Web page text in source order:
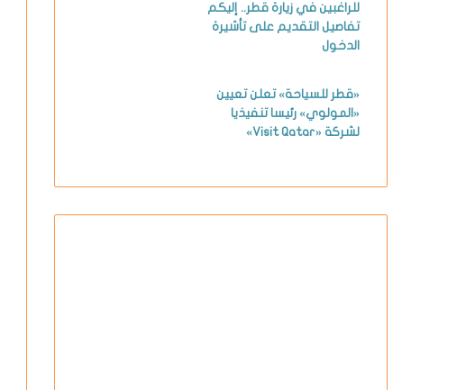
للراغبين في زيارة قطر.. إليكم
تفاصيل التقديم على تأشيرة
الدخول
«قطر للسياحة» تعلن تعيين
«المولوي» رئيسا تنفيذيا
لشركة «Visit Qatar»